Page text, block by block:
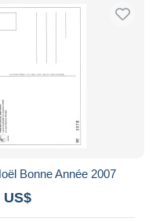
Bonne Année 2007
US$